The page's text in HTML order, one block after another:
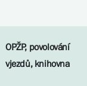
OPŽP, povolování
vjezdů, knihovna